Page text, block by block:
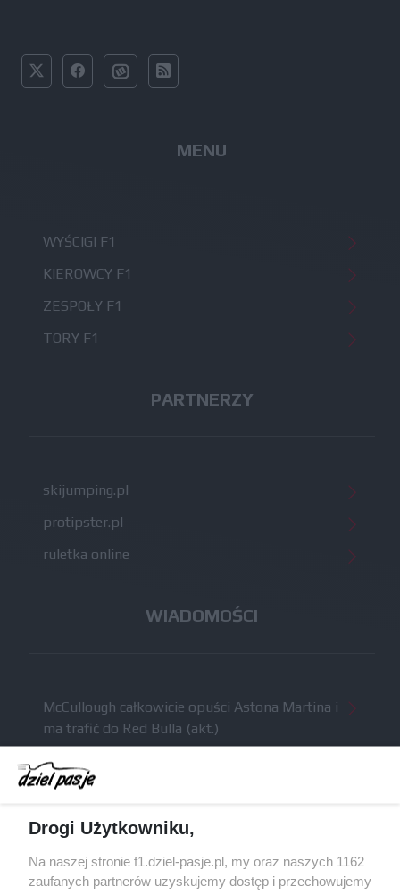
MENU
WYŚCIGI F1
KIEROWCY F1
ZESPOŁY F1
TORY F1
PARTNERZY
skijumping.pl
protipster.pl
ruletka online
WIADOMOŚCI
McCullough całkowicie opuści Astona Martina i
ma trafić do Red Bulla (akt.)
Dochód F1 spadł o 61 procent względem
zeszłego sezonu
algorytmach?
Honda uświadomiła sobie skalę problemów z
silnikiem dopiero w styczniu
Drogi Użytkowniku,
Na naszej stronie f1.dziel-pasje.pl, my oraz naszych 1162
zaufanych partnerów uzyskujemy dostęp i przechowujemy